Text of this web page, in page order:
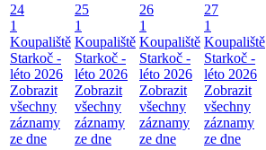
24
1
Koupaliště
Starkoč -
léto 2026
Zobrazit
všechny
záznamy
ze dne
25
1
Koupaliště
Starkoč -
léto 2026
Zobrazit
všechny
záznamy
ze dne
26
1
Koupaliště
Starkoč -
léto 2026
Zobrazit
všechny
záznamy
ze dne
27
1
Koupaliště
Starkoč -
léto 2026
Zobrazit
všechny
záznamy
ze dne